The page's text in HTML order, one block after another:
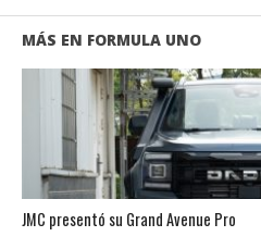
MÁS EN FORMULA UNO
JMC presentó su Grand Avenue Pro